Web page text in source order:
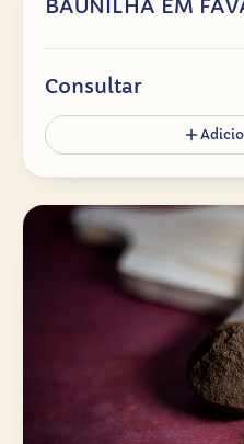
BAUNILHA EM
Consultar